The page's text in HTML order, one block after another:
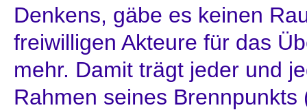
Denkens, gäbe es keinen
freiwilligen Akteure für das
mehr. Damit trägt jeder und
Rahmen seines